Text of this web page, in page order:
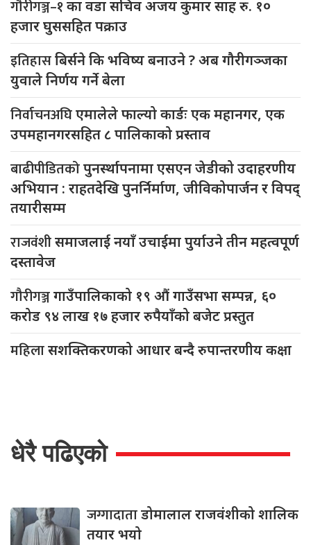
गौरीगञ्ज–१का वडा सचिव अजय कुमार साह रु. १०
हजार घुससहित पक्राउ
इतिहासबिर्सने कि भविष्य बनाउने ? अब गौरीगञ्जका
युवाले निर्णय गर्ने बेला
निर्वाचनअघिएमालेले फाल्यो कार्डः एक महानगर, एक
उपमहानगरसहित ८ पालिकाको प्रस्ताव
बाढीपीडितकोपुनर्स्थापनामा एसएन जेडीको उदाहरणीय
अभियान : राहतदेखि पुनर्निर्माण, जीविकोपार्जन र विपद्
तयारीसम्म
राजवंशीसमाजलाई नयाँ उचाईमा पुर्याउने तीन महत्वपूर्ण
दस्तावेज
गौरीगञ्जगाउँपालिकाको १९ औं गाउँसभा सम्पन्न, ६०
करोड ९४ लाख १७ हजार रुपैयाँको बजेट प्रस्तुत
महिलासशक्तिकरणको आधार बन्दै रुपान्तरणीय कक्षा
धेरै पढिएको
जग्गादाताडोमालाल राजवंशीको शालिक
तयार भयो